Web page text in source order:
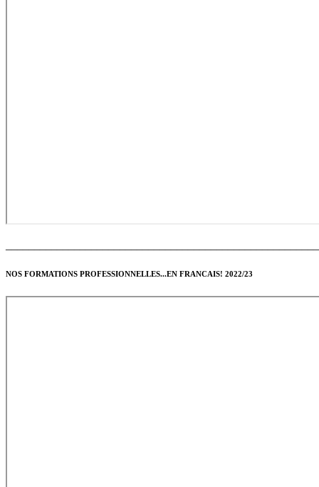
NOS FORMATIONS PROFESSIONNELLES...EN FRANCAIS! 2022/23